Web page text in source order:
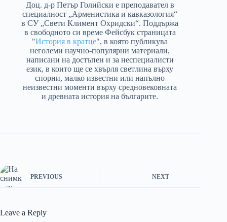
Доц. д-р Петър Голийски е преподавател в
специалност „Арменистика и кавказология“
в СУ „Свети Климент Охридски“. Поддържа
в свободното си време Фейсбук страницата
"История в кратце", в която публикува
неголеми научно-популярни материали,
написани на достъпен и за неспециалисти
език, в които ще се хвърля светлина върху
спорни, малко известни или напълно
неизвестни моменти върху средновековната
и древната история на българите.
PREVIOUS NEXT
Leave a Reply